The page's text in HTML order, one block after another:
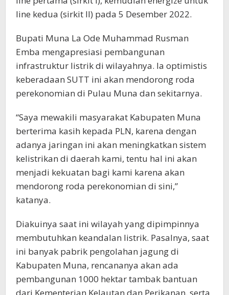
line kedua (sirkit II) pada 5 Desember 2022.
Bupati Muna La Ode Muhammad Rusman
Emba mengapresiasi pembangunan
infrastruktur listrik di wilayahnya. Ia optimistis
keberadaan SUTT ini akan mendorong roda
perekonomian di Pulau Muna dan sekitarnya.
“Saya mewakili masyarakat Kabupaten Muna
berterima kasih kepada PLN, karena dengan
adanya jaringan ini akan meningkatkan sistem
kelistrikan di daerah kami, tentu hal ini akan
menjadi kekuatan bagi kami karena akan
mendorong roda perekonomian di sini,”
katanya.
Diakuinya saat ini wilayah yang dipimpinnya
membutuhkan keandalan listrik. Pasalnya, saat
ini banyak pabrik pengolahan jagung di
Kabupaten Muna, rencananya akan ada
pembangunan 1000 hektar tambak bantuan
dari Kementerian Kelautan dan Perikanan, serta